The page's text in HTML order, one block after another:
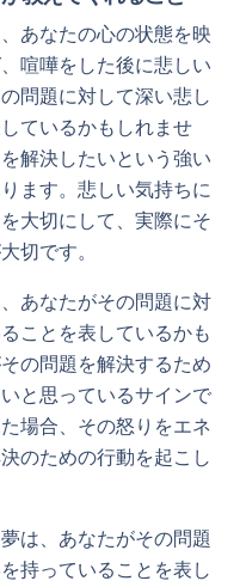
あなたの心の状態を映
喧嘩をした後に悲しい
問題に対して深い悲し
ているかもしれませ
解決したいという強い
ます。悲しい気持ちに
大切にして、実際にそ
切です。
あなたがその問題に対
ことを表しているかも
の問題を解決するため
と思っているサインで
場合、その怒りをエネ
のための行動を起こし
は、あなたがその問題
持っていることを表し